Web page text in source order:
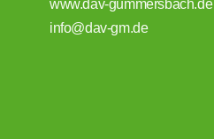
www.dav-gummersbach.de
info@dav-gm.de